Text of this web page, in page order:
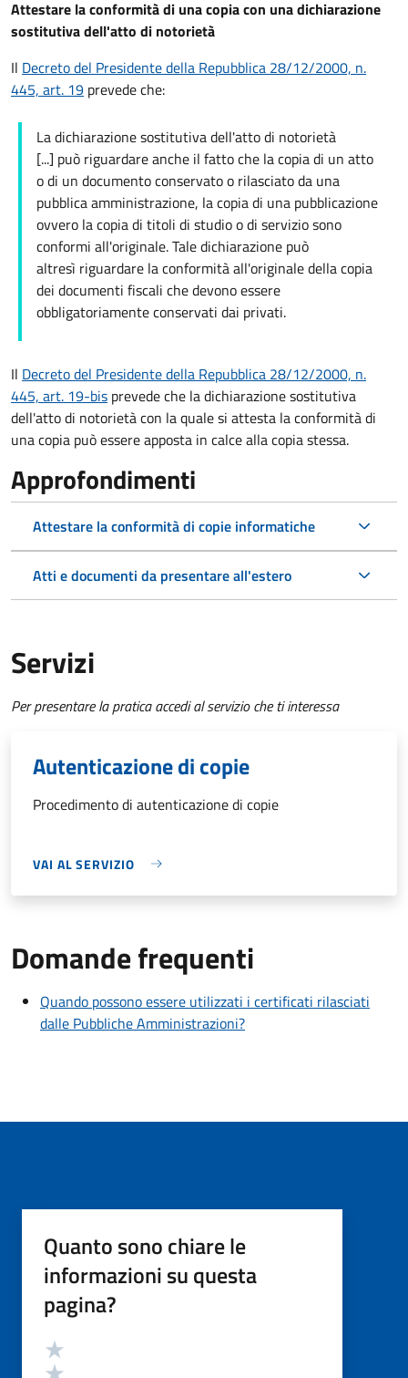
Attestare la conformità di una copia con una dichiarazione
sostitutiva dell'atto di notorietà
Il Decreto del Presidente della Repubblica 28/12/2000, n.
445, art. 19 prevede che:
La dichiarazione sostitutiva dell'atto di notorietà
[...] può riguardare anche il fatto che la copia di un atto
o di un documento conservato o rilasciato da una
pubblica amministrazione, la copia di una pubblicazione
ovvero la copia di titoli di studio o di servizio sono
conformi all'originale. Tale dichiarazione può
altresì riguardare la conformità all'originale della copia
dei documenti fiscali che devono essere
obbligatoriamente conservati dai privati.
Il Decreto del Presidente della Repubblica 28/12/2000, n.
445, art. 19-bis prevede che la dichiarazione sostitutiva
dell'atto di notorietà con la quale si attesta la conformità di
una copia può essere apposta in calce alla copia stessa.
Approfondimenti
Attestare la conformità di copie informatiche
Atti e documenti da presentare all'estero
Servizi
Per presentare la pratica accedi al servizio che ti interessa
Autenticazione di copie
Procedimento di autenticazione di copie
VAI AL SERVIZIO
Domande frequenti
Quando possono essere utilizzati i certificati rilasciati
dalle Pubbliche Amministrazioni?
Quanto sono chiare le
informazioni su questa
pagina?
Valutazione